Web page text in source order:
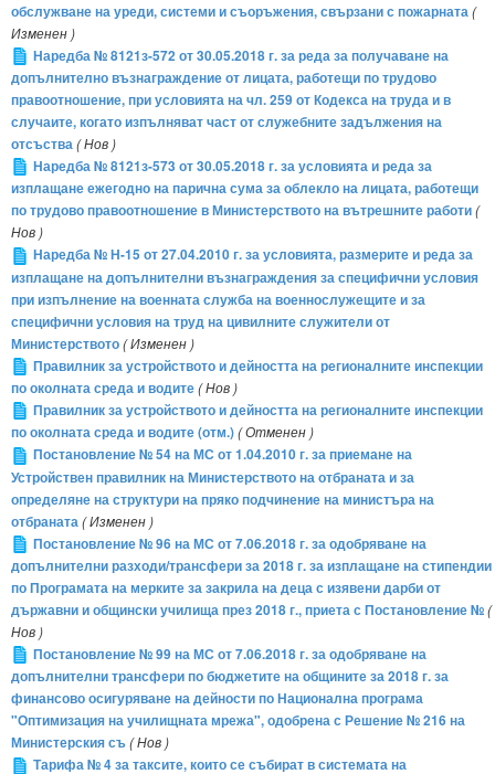
обслужване на уреди, системи и съоръжения, свързани с пожарната(
Изменен )
Наредба № 8121з-572 от 30.05.2018 г. за реда за получаване на
допълнително възнаграждение от лицата, работещи по трудово
правоотношение, при условията на чл. 259 от Кодекса на труда и в
случаите, когато изпълняват част от служебните задължения на
отсъства( Нов )
Наредба № 8121з-573 от 30.05.2018 г. за условията и реда за
изплащане ежегодно на парична сума за облекло на лицата, работещи
по трудово правоотношение в Министерството на вътрешните работи(
Нов )
Наредба № Н-15 от 27.04.2010 г. за условията, размерите и реда за
изплащане на допълнителни възнаграждения за специфични условия
при изпълнение на военната служба на военнослужещите и за
специфични условия на труд на цивилните служители от
Министерството( Изменен )
Правилник за устройството и дейността на регионалните инспекции
по околната среда и водите( Нов )
Правилник за устройството и дейността на регионалните инспекции
по околната среда и водите (отм.)( Отменен )
Постановление № 54 на МС от 1.04.2010 г. за приемане на
Устройствен правилник на Министерството на отбраната и за
определяне на структури на пряко подчинение на министъра на
отбраната( Изменен )
Постановление № 96 на МС от 7.06.2018 г. за одобряване на
допълнителни разходи/трансфери за 2018 г. за изплащане на стипендии
по Програмата на мерките за закрила на деца с изявени дарби от
държавни и общински училища през 2018 г., приета с Постановление №(
Нов )
Постановление № 99 на МС от 7.06.2018 г. за одобряване на
допълнителни трансфери по бюджетите на общините за 2018 г. за
финансово осигуряване на дейности по Национална програма
"Оптимизация на училищната мрежа", одобрена с Решение № 216 на
Министерския съ( Нов )
Тарифа № 4 за таксите, които се събират в системата на